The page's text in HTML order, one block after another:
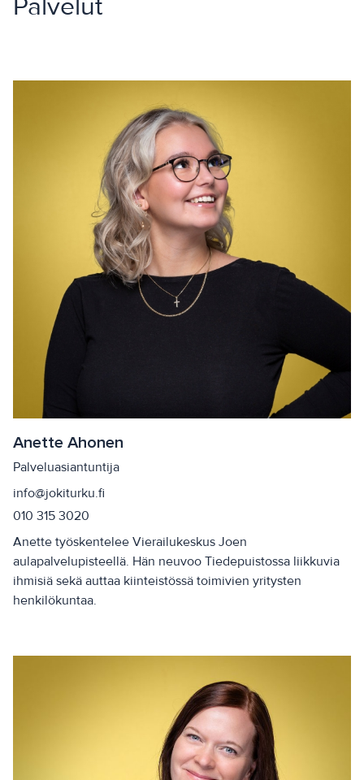
Palvelut
Anette Ahonen
Palveluasiantuntija
info@jokiturku.fi
010 315 3020
Anette työskentelee Vierailukeskus Joen
aulapalvelupisteellä. Hän neuvoo Tiedepuistossa liikkuvia
ihmisiä sekä auttaa kiinteistössä toimivien yritysten
henkilökuntaa.